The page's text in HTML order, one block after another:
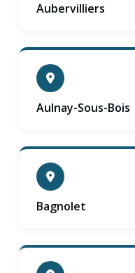
Aubervilliers
Aulnay-Sous-Bois
Bagnolet